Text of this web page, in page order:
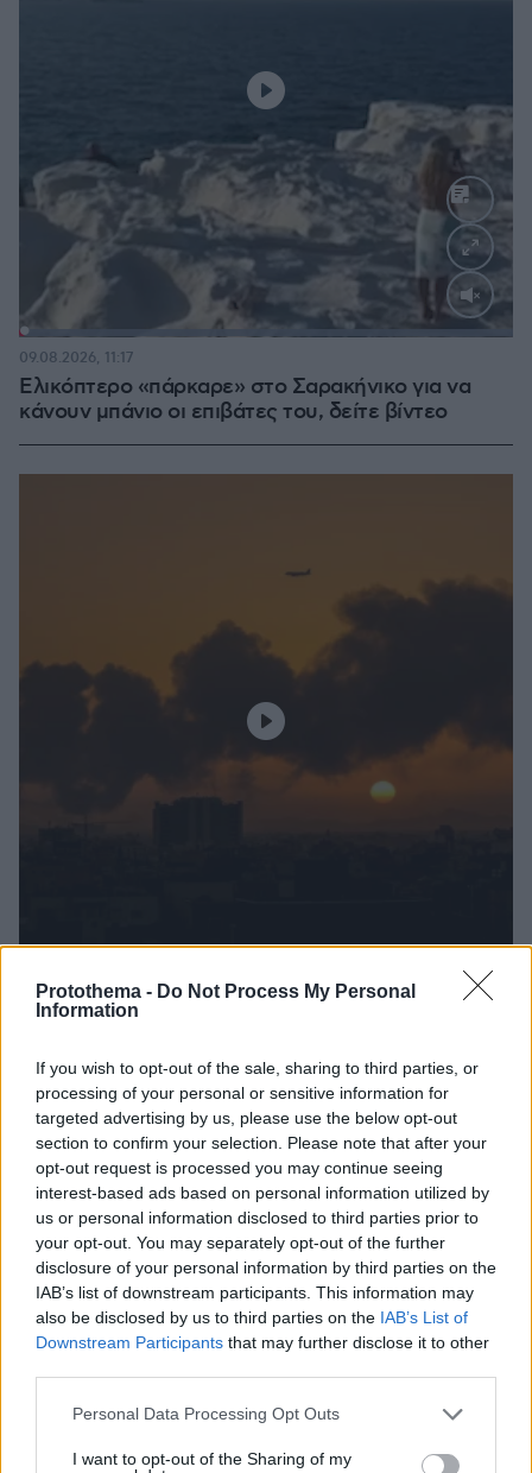
Protothema - Do Not Process My Personal
Information
If you wish to opt-out of the sale, sharing to third parties, or
processing of your personal or sensitive information for
targeted advertising by us, please use the below opt-out
section to confirm your selection. Please note that after your
opt-out request is processed you may continue seeing
interest-based ads based on personal information utilized by
us or personal information disclosed to third parties prior to
your opt-out. You may separately opt-out of the further
disclosure of your personal information by third parties on the
IAB’s list of downstream participants. This information may
also be disclosed by us to third parties on the IAB’s List of
Downstream Participants that may further disclose it to other
Please note that this website/app uses one or more Google
not limited to your visit or usage behaviour. You may click to
Personal Data Processing Opt Outs
I want to opt-out of the Sharing of my
Loaded
Ελικόπτερο «πάρκαρε» στο Σαρακήνικο για να
κάνουν μπάνιο οι επιβάτες του, δείτε βίντεο
09.08.2026, 11:17
Νέα ανάφλεξη στη Μέση Ανατολή: Οι Χούθι
πιο σκληρούς όρους για τα Στενά του Ορμούζ
09.08.2026, 12:09
Το σπίτι του τρόμου στο Άινταχο: Η
νύχτα που τέσσερις φοιτητές
δολοφονήθηκαν μέσα σε λίγα λεπτά
09.08.2026, 08:33 25
Οι τελευταίες μέρες της 49χρονης
υποβοηθούμενη αυτοκτονία
09.08.2026, 12:07